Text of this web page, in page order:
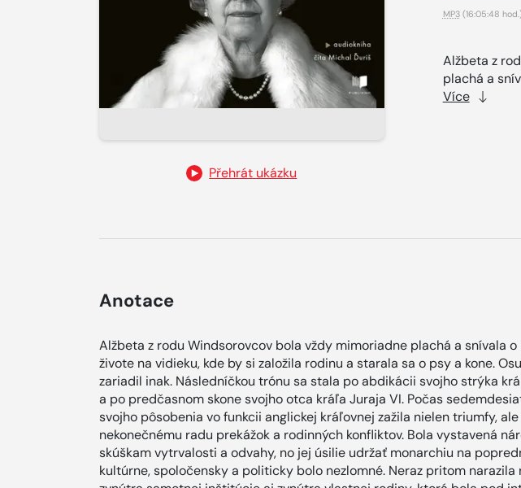
Přehrát ukázku
MP3(16:05:48
Alžbeta z
plachá a
Více
Anotace
Alžbeta z rodu Windsorovcov bola vždy mimoriadne plachá a snívala o
živote na vidieku, kde by si založila rodinu a starala sa o psy a kone.
zariadil inak. Následníčkou trónu sa stala po abdikácii svojho strýka
a po predčasnom skone svojho otca kráľa Juraja VI. Počas
svojho pôsobenia vo funkcii anglickej kráľovnej zažila nielen triumfy,
nekonečnému radu prekážok a rodinných konfliktov. Bola vystavená
skúškam vytrvalosti a odvahy, no jej úsilie udržať monarchiu na
kultúrne, spoločensky a politicky bolo nezlomné. Neraz pritom narazila